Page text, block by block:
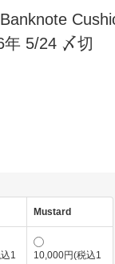
5/24 〆切
Mustard
1
10,000円(税込1